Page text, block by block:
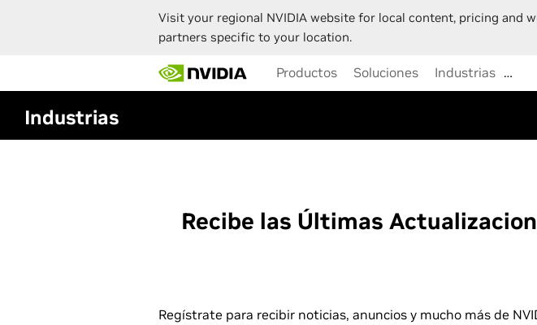
Visit your regional NVIDIA website for local content, pricing and
partners specific to your location.
main
content
Productos Soluciones Industrias …
Industrias
Recibe las Últimas
Regístrate para recibir noticias, anuncios y mucho más de